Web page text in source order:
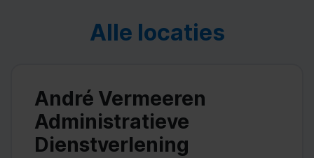
Alle locaties
André Vermeeren
Administratieve
Dienstverlening